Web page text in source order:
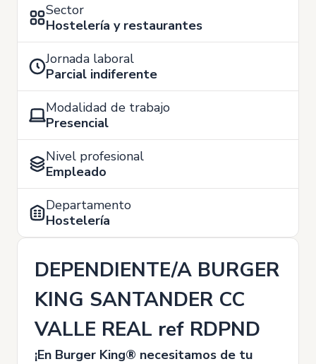
Sector
Hostelería y restaurantes
Jornada laboral
Parcial indiferente
Modalidad de trabajo
Presencial
Nivel profesional
Empleado
Departamento
Hostelería
DEPENDIENTE/A BURGER
KING SANTANDER CC
VALLE REAL ref RDPND
¡En Burger King® necesitamos de tu